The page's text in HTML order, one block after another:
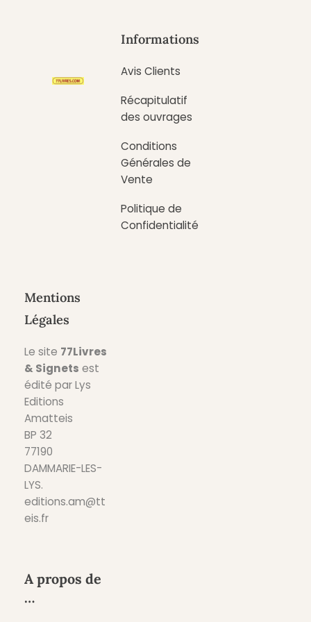
Informations
Avis Clients
Récapitulatif
des ouvrages
Conditions
Générales de
Vente
Politique de
Confidentialité
Mentions
Légales
Le site 77Livres
& Signets est
édité par Lys
Editions
Amatteis
BP 32
77190
DAMMARIE-LES-
LYS.
editions.am@tt
eis.fr
A propos de
…